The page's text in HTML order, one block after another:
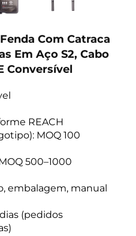
Com Catraca
Em Aço S2, Cabo
Conversível
REACH
MOQ 100
500–1000
embalagem, manual
(pedidos